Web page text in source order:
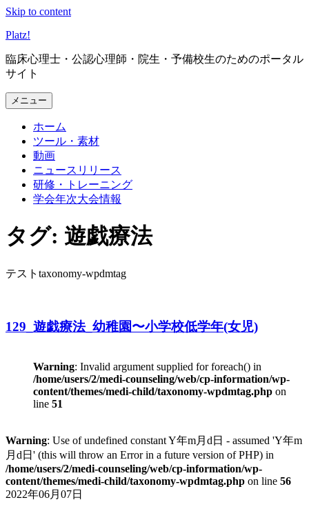
Skip to content
Platz!
臨床心理士・公認心理師・院生・予備校生のためのポータル
サイト
メニュー
ホーム
ツール・素材
動画
ニュースリリース
研修・トレーニング
学会年次大会情報
タグ: 遊戯療法
テストtaxonomy-wpdmtag
129_遊戯療法_幼稚園〜小学校低学年(女児)
Warning: Invalid argument supplied for foreach() in
/home/users/2/medi-counseling/web/cp-information/wp-
content/themes/medi-child/taxonomy-wpdmtag.php on
line 51
Warning: Use of undefined constant Y年m月d日 - assumed 'Y年m
月d日' (this will throw an Error in a future version of PHP) in
/home/users/2/medi-counseling/web/cp-information/wp-
content/themes/medi-child/taxonomy-wpdmtag.php on line 56
2022年06月07日